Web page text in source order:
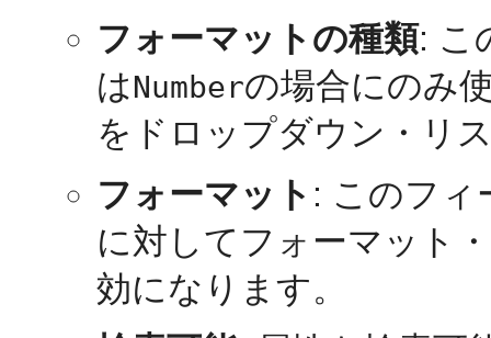
フォーマットの種類: こ
はNumberの場合にのみ
をドロップダウン・リ
フォーマット : このフィ
に対してフォーマット
効になります。